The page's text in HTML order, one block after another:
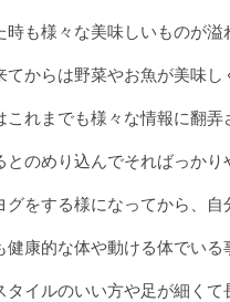
時も様々な美味しいものが
てからは野菜やお魚が美味し
これまでも様々な情報に翻弄
とのめり込んでそればっか
グをする様になってから、
健康的な体や動ける体でいる
タイルのいい方や足が細く